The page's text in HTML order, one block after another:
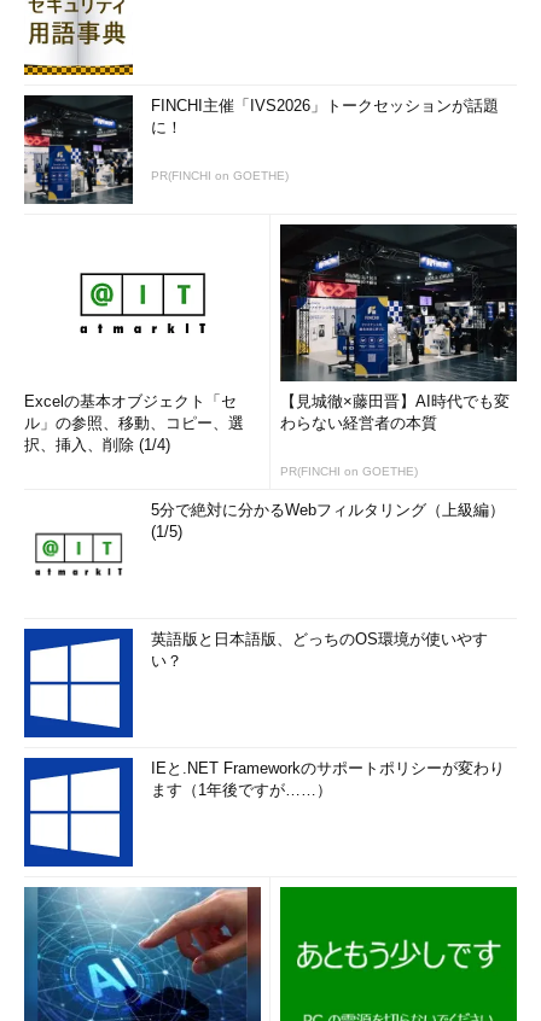
FINCHI主催「IVS2026」トークセッションが話題
に！
PR(FINCHI on GOETHE)
Excelの基本オブジェクト「セ
ル」の参照、移動、コピー、選
択、挿入、削除 (1/4)
【見城徹×藤田晋】AI時代でも変
わらない経営者の本質
PR(FINCHI on GOETHE)
5分で絶対に分かるWebフィルタリング（上級編）
(1/5)
英語版と日本語版、どっちのOS環境が使いやす
い？
IEと.NET Frameworkのサポートポリシーが変わり
ます（1年後ですが……）